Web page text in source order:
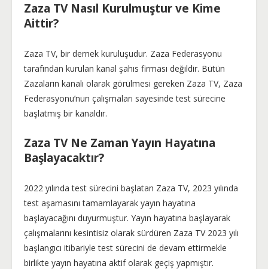
Zaza TV Nasıl Kurulmuştur ve Kime
Aittir?
Zaza TV, bir dernek kuruluşudur. Zaza Federasyonu
tarafından kurulan kanal şahıs firması değildir. Bütün
Zazaların kanalı olarak görülmesi gereken Zaza TV, Zaza
Federasyonu’nun çalışmaları sayesinde test sürecine
başlatmış bir kanaldır.
Zaza TV Ne Zaman Yayın Hayatına
Başlayacaktır?
2022 yılında test sürecini başlatan Zaza TV, 2023 yılında
test aşamasını tamamlayarak yayın hayatına
başlayacağını duyurmuştur. Yayın hayatına başlayarak
çalışmalarını kesintisiz olarak sürdüren Zaza TV 2023 yılı
başlangıcı itibariyle test sürecini de devam ettirmekle
birlikte yayın hayatına aktif olarak geçiş yapmıştır.